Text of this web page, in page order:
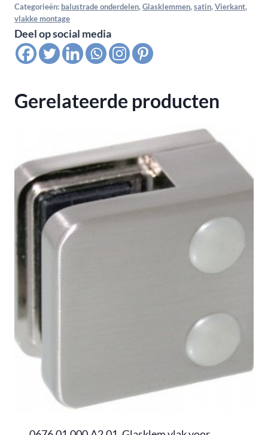
monoglas
10
mm,
Satin
aantal
Categorieën: balustrade onderdelen, Glasklemmen, satin, Vierkant,
vlakke montage
Deel op social media
Gerelateerde producten